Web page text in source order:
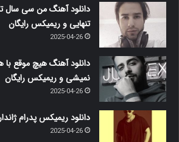
دانلود آهنگ من سی سال
تنهایی و ریمیکس رایگان
2025-04-26
دانلود آهنگ هیچ موقع
نمیشی و ریمیکس رایگان
2025-04-26
دانلود ریمیکس پدرام
2025-04-26